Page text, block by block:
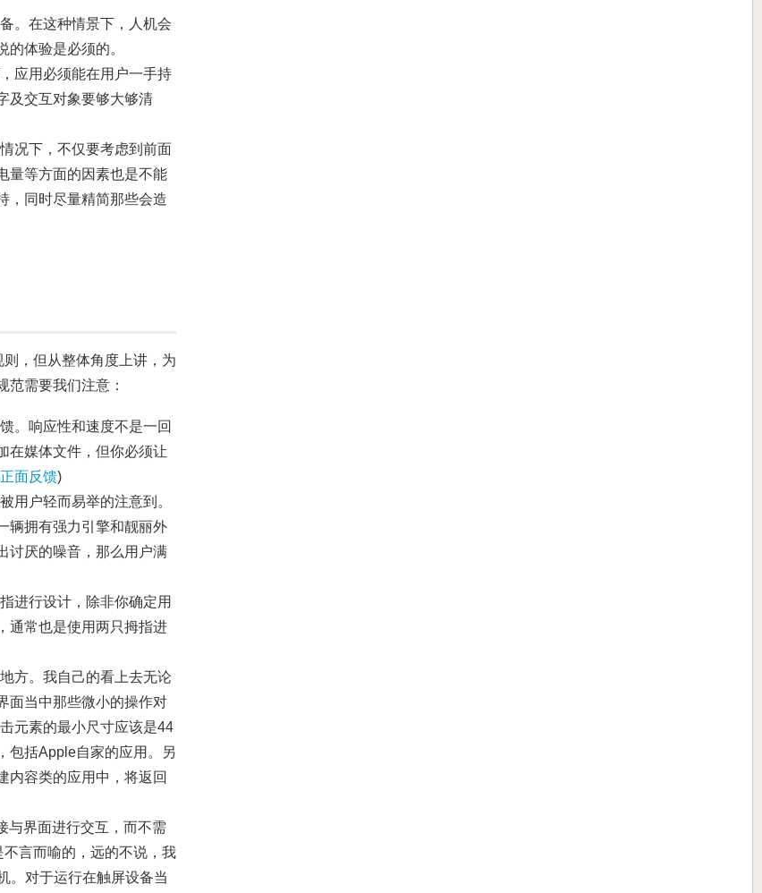
。在这种情景下，人机会
体验是必须的。
应用必须能在用户一手持
及交互对象要够大够清
况下，不仅要考虑到前面
量等方面的因素也是不能
，同时尽量精简那些会造
，但从整体角度上讲，为
需要我们注意：
。响应性和速度不是一回
在媒体文件，但你必须让
面反馈)
用户轻而易举的注意到。
辆拥有强力引擎和靓丽外
讨厌的噪音，那么用户满
进行设计，除非你确定用
通常也是使用两只拇指进
方。我自己的看上去无论
面当中那些微小的操作对
元素的最小尺寸应该是44
包括Apple自家的应用。另
内容类的应用中，将返回
与界面进行交互，而不需
言而喻的，远的不说，我
。对于运行在触屏设备当